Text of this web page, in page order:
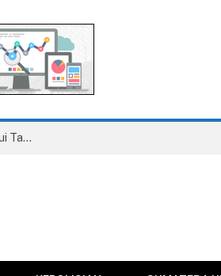
Pagar dan Akses Pantai Remis Memanas, Kades Rugemuk Akui Tak Tahu Soal Penimbunan Jalan